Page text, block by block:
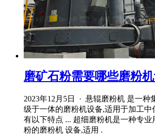
磨矿石粉需要哪些磨粉
2023年12月5日 · 悬辊磨粉机 是一种
级于一体的磨粉机设备,适用于加工中
有以下特点 ... 超细磨粉机是一种专
粉的磨粉机 设备,适用 .